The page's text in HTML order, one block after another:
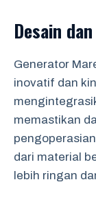
Desain
Generator
inovatif dan
memastikan
dari material
lebih ringan